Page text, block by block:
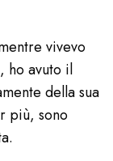
vivevo
ho avuto il
della sua
più, sono